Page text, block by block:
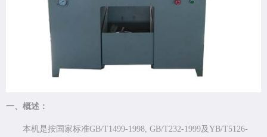
一、概述：
本机是按国家标准GB/T1499-1998, GB/T232-1999及YB/T5126-